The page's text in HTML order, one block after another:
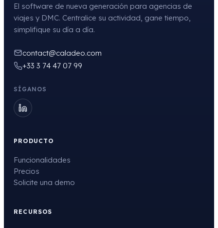
El software de nueva generación para agencias de
viajes y DMC. Centralice su actividad, gane tiempo,
simplifique su día a día.
contact@caladeo.com
+33 3 74 47 07 99
SÍGANOS
PRODUCTO
Funcionalidades
Precios
Solicite una demo
RECURSOS